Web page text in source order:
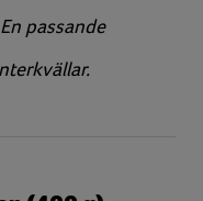
passande